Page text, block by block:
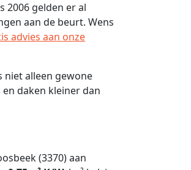
2006 gelden er al
aan de beurt. Wens
advies aan onze
niet alleen gewone
daken kleiner dan
(3370) aan